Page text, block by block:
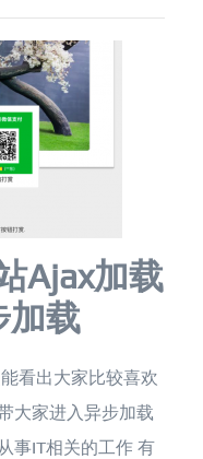
Ajax加载
加载
看出大家比较喜欢
大家进入异步加载
事IT相关的工作 有